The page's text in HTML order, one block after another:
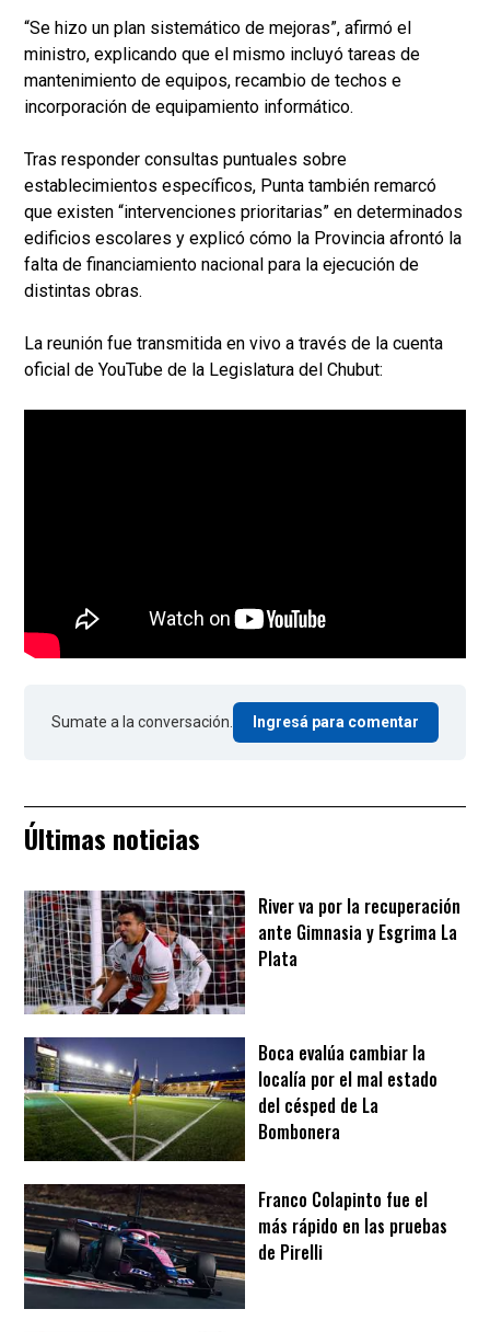
“Se hizo un plan sistemático de mejoras”, afirmó el
ministro, explicando que el mismo incluyó tareas de
mantenimiento de equipos, recambio de techos e
incorporación de equipamiento informático.
Tras responder consultas puntuales sobre
establecimientos específicos, Punta también remarcó
que existen “intervenciones prioritarias” en determinados
edificios escolares y explicó cómo la Provincia afrontó la
falta de financiamiento nacional para la ejecución de
distintas obras.
La reunión fue transmitida en vivo a través de la cuenta
oficial de YouTube de la Legislatura del Chubut:
Sumate a la conversación. Ingresá para comentar
Últimas noticias
River va por la recuperación
ante Gimnasia y Esgrima La
Plata
Boca evalúa cambiar la
localía por el mal estado
del césped de La
Bombonera
Franco Colapinto fue el
más rápido en las pruebas
de Pirelli